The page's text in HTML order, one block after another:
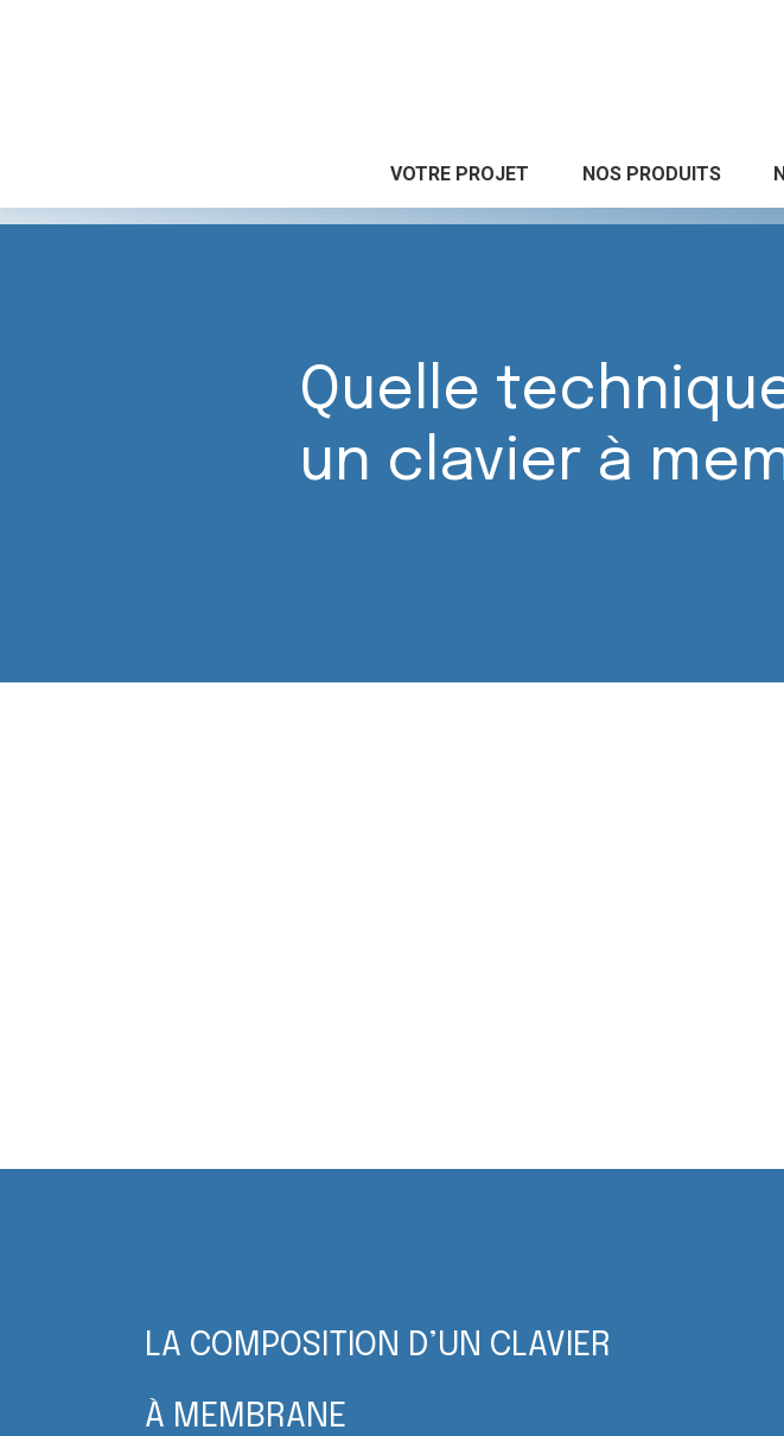
VOTRE PROJET NOS PRODUITS
Quelle
un clavier à
LA COMPOSITION D’UN CLAVIER
À MEMBRANE